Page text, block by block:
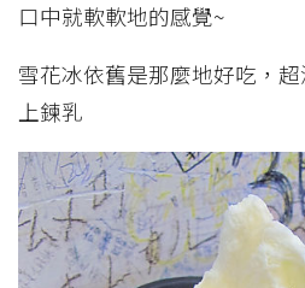
口中就軟軟地的感覺~
雪花冰依舊是那麼地好吃，
上鍊乳